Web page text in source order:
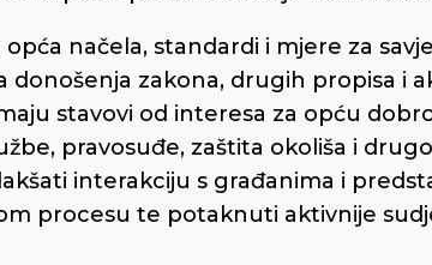
načela, standardi i mjere za
donošenja zakona, drugih propisa i
stavovi od interesa za opću
pravosuđe, zaštita okoliša i
interakciju s građanima i
procesu te potaknuti aktivnije